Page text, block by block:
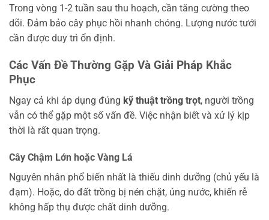
Trong vòng 1-2 tuần sau thu hoạch, cần tăng cường theo
dõi. Đảm bảo cây phục hồi nhanh chóng. Lượng nước tưới
cần được duy trì ổn định.
Các Vấn Đề Thường Gặp Và Giải Pháp Khắc
Phục
Ngay cả khi áp dụng đúng kỹ thuật trồng trọt, người trồng
vẫn có thể gặp một số vấn đề. Việc nhận biết và xử lý kịp
thời là rất quan trọng.
Cây Chậm Lớn hoặc Vàng Lá
Nguyên nhân phổ biến nhất là thiếu dinh dưỡng (chủ yếu là
đạm). Hoặc, do đất trồng bị nén chặt, úng nước, khiến rễ
không hấp thụ được chất dinh dưỡng.